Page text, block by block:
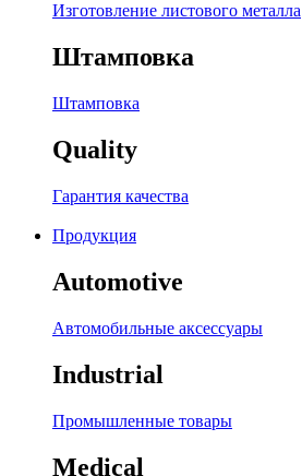
Изготовление листового металла
Штамповка
Штамповка
Quality
Гарантия качества
Продукция
Automotive
Автомобильные аксессуары
Industrial
Промышленные товары
Medical